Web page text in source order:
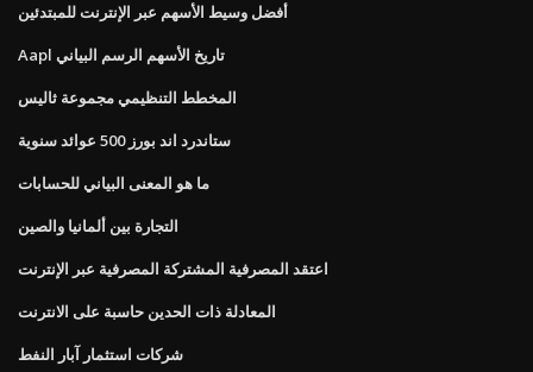
أفضل وسيط الأسهم عبر الإنترنت للمبتدئين
Aapl تاريخ الأسهم الرسم البياني
المخطط التنظيمي مجموعة ثاليس
ستاندرد اند بورز 500 عوائد سنوية
ما هو المعنى البياني للحسابات
التجارة بين ألمانيا والصين
اعتقد المصرفية المشتركة المصرفية عبر الإنترنت
المعادلة ذات الحدين حاسبة على الانترنت
شركات استثمار آبار النفط